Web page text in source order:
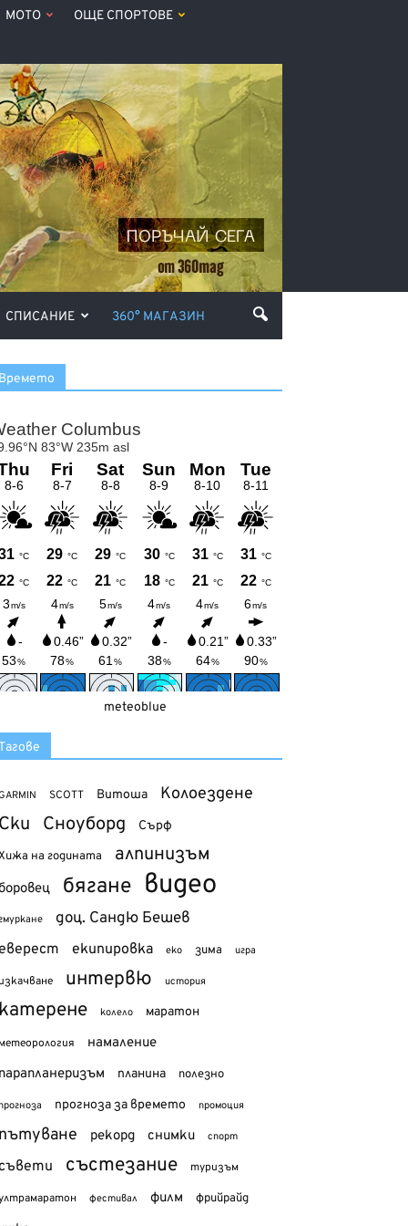
МОТО ОЩЕ СПОРТОВЕ
СПИСАНИЕ 360° МАГАЗИН
meteoblue
SCOTT Витоша Колоездене
Сноуборд Сърф
на годината алпинизъм
бягане видео
доц. Сандю Бешев
екипировка еко зима игра
интервю история
колело маратон
намаление
планина полезно
прогноза за времето промоция
рекорд снимки спорт
състезание туризъм
фестивал филм фрийрайд